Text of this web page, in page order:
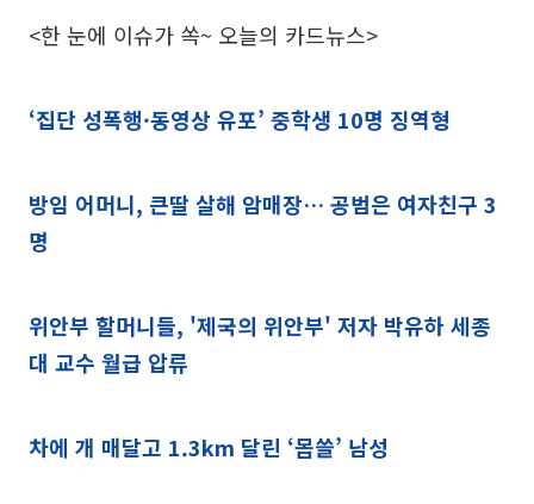
<한 눈에 이슈가 쏙~ 오늘의 카드뉴스>
‘집단 성폭행·동영상 유포’ 중학생 10명 징역형
방임 어머니, 큰딸 살해 암매장… 공범은 여자친구 3
명
위안부 할머니들, '제국의 위안부' 저자 박유하 세종
대 교수 월급 압류
차에 개 매달고 1.3km 달린 ‘몹쓸’ 남성